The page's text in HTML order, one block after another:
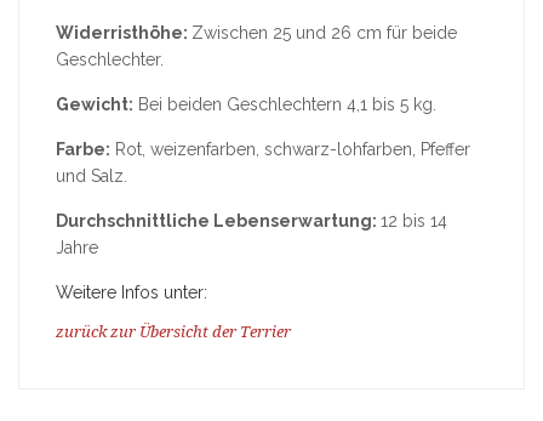
Widerristhöhe: Zwischen 25 und 26 cm für beide
Geschlechter.
Gewicht: Bei beiden Geschlechtern 4,1 bis 5 kg.
Farbe: Rot, weizenfarben, schwarz-lohfarben, Pfeffer
und Salz.
Durchschnittliche Lebenserwartung: 12 bis 14
Jahre
Weitere Infos unter:
zurück zur Übersicht der Terrier